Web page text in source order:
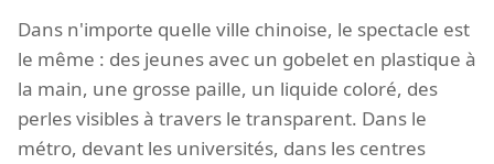
Dans n'importe quelle ville chinoise, le spectacle est
le même : des jeunes avec un gobelet en plastique à
la main, une grosse paille, un liquide coloré, des
perles visibles à travers le transparent. Dans le
métro, devant les universités, dans les centres